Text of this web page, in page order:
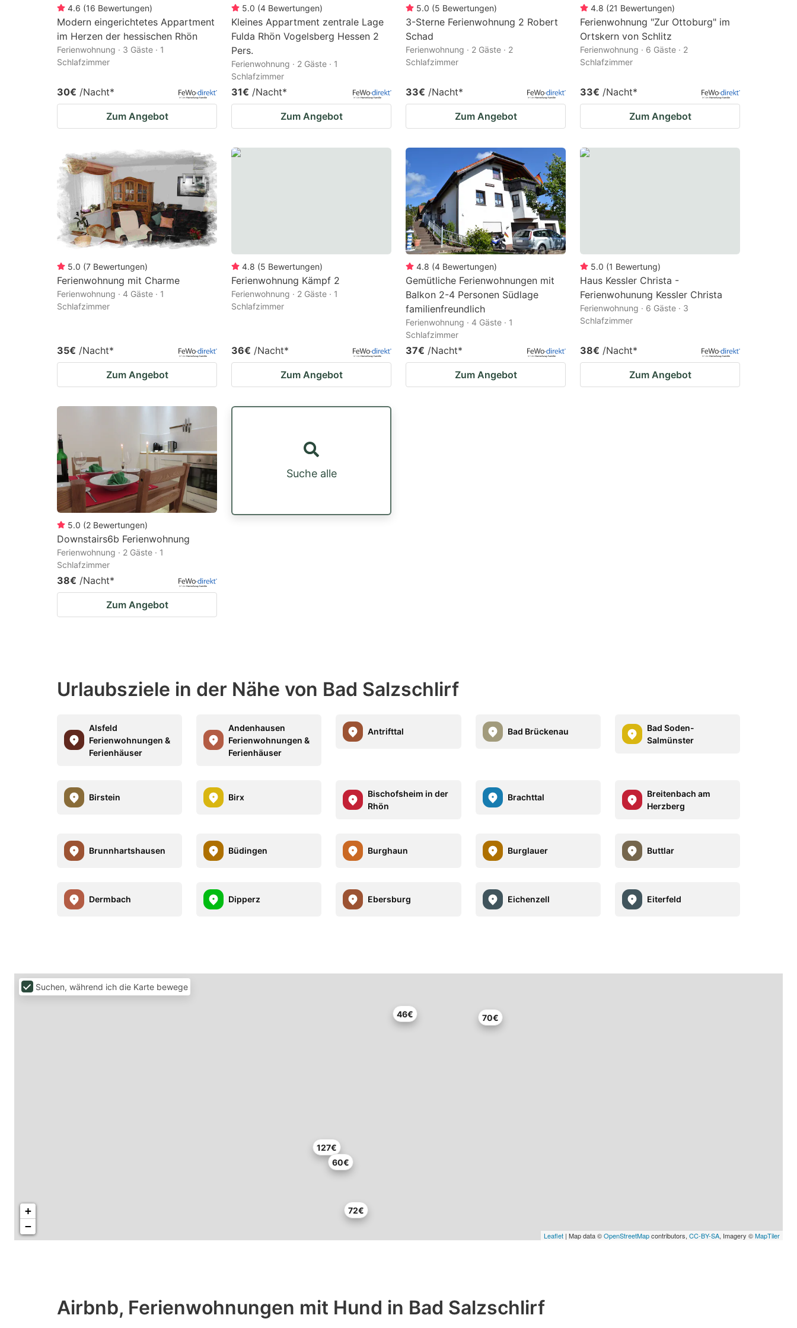
4.6 (16 Bewertungen)
Modern eingerichtetes Appartment
im Herzen der hessischen Rhön
Ferienwohnung · 3 Gäste · 1
Schlafzimmer
30€ /Nacht*
Zum Angebot
5.0 (4 Bewertungen)
Kleines Appartment zentrale Lage
Fulda Rhön Vogelsberg Hessen 2
Pers.
Ferienwohnung · 2 Gäste · 1
Schlafzimmer
31€ /Nacht*
Zum Angebot
5.0 (5 Bewertungen)
3-Sterne Ferienwohnung 2 Robert
Schad
Ferienwohnung · 2 Gäste · 2
Schlafzimmer
33€ /Nacht*
Zum Angebot
4.8 (21 Bewertungen)
Ferienwohnung "Zur Ottoburg" im
Ortskern von Schlitz
Ferienwohnung · 6 Gäste · 2
Schlafzimmer
33€ /Nacht*
Zum Angebot
5.0 (7 Bewertungen)
Ferienwohnung mit Charme
Ferienwohnung · 4 Gäste · 1
Schlafzimmer
35€ /Nacht*
Zum Angebot
4.8 (5 Bewertungen)
Ferienwohnung Kämpf 2
Ferienwohnung · 2 Gäste · 1
Schlafzimmer
36€ /Nacht*
Zum Angebot
4.8 (4 Bewertungen)
Gemütliche Ferienwohnungen mit
Balkon 2-4 Personen Südlage
familienfreundlich
Ferienwohnung · 4 Gäste · 1
Schlafzimmer
37€ /Nacht*
Zum Angebot
5.0 (1 Bewertung)
Haus Kessler Christa -
Ferienwohunung Kessler Christa
Ferienwohnung · 6 Gäste · 3
Schlafzimmer
38€ /Nacht*
Zum Angebot
5.0 (2 Bewertungen)
Downstairs6b Ferienwohnung
Ferienwohnung · 2 Gäste · 1
Schlafzimmer
38€ /Nacht*
Zum Angebot
Suche alle
Urlaubsziele in der Nähe von Bad Salzschlirf
Alsfeld
Ferienwohnungen &
Ferienhäuser
Andenhausen
Ferienwohnungen &
Ferienhäuser
Antrifttal Bad Brückenau
Bad Soden-
Salmünster
Birstein Birx
Bischofsheim in der
Rhön
Brachttal
Breitenbach am
Herzberg
Brunnhartshausen Büdingen Burghaun Burglauer Buttlar
Dermbach Dipperz Ebersburg Eichenzell Eiterfeld
46€
72€
60€
127€
70€
+
−
Leaflet | Map data ©OpenStreetMapcontributors, CC-BY-SA, Imagery ©MapTiler
Suchen, während ich die Karte bewege
Airbnb, Ferienwohnungen mit Hund in Bad Salzschlirf